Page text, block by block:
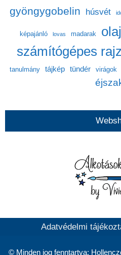
gyöngygobelin húsvét
képajánló lovas madarak
számítógépes
tanulmány tájkép tündér virágok
Adatvédelmi
© Minden jog fenntartva: